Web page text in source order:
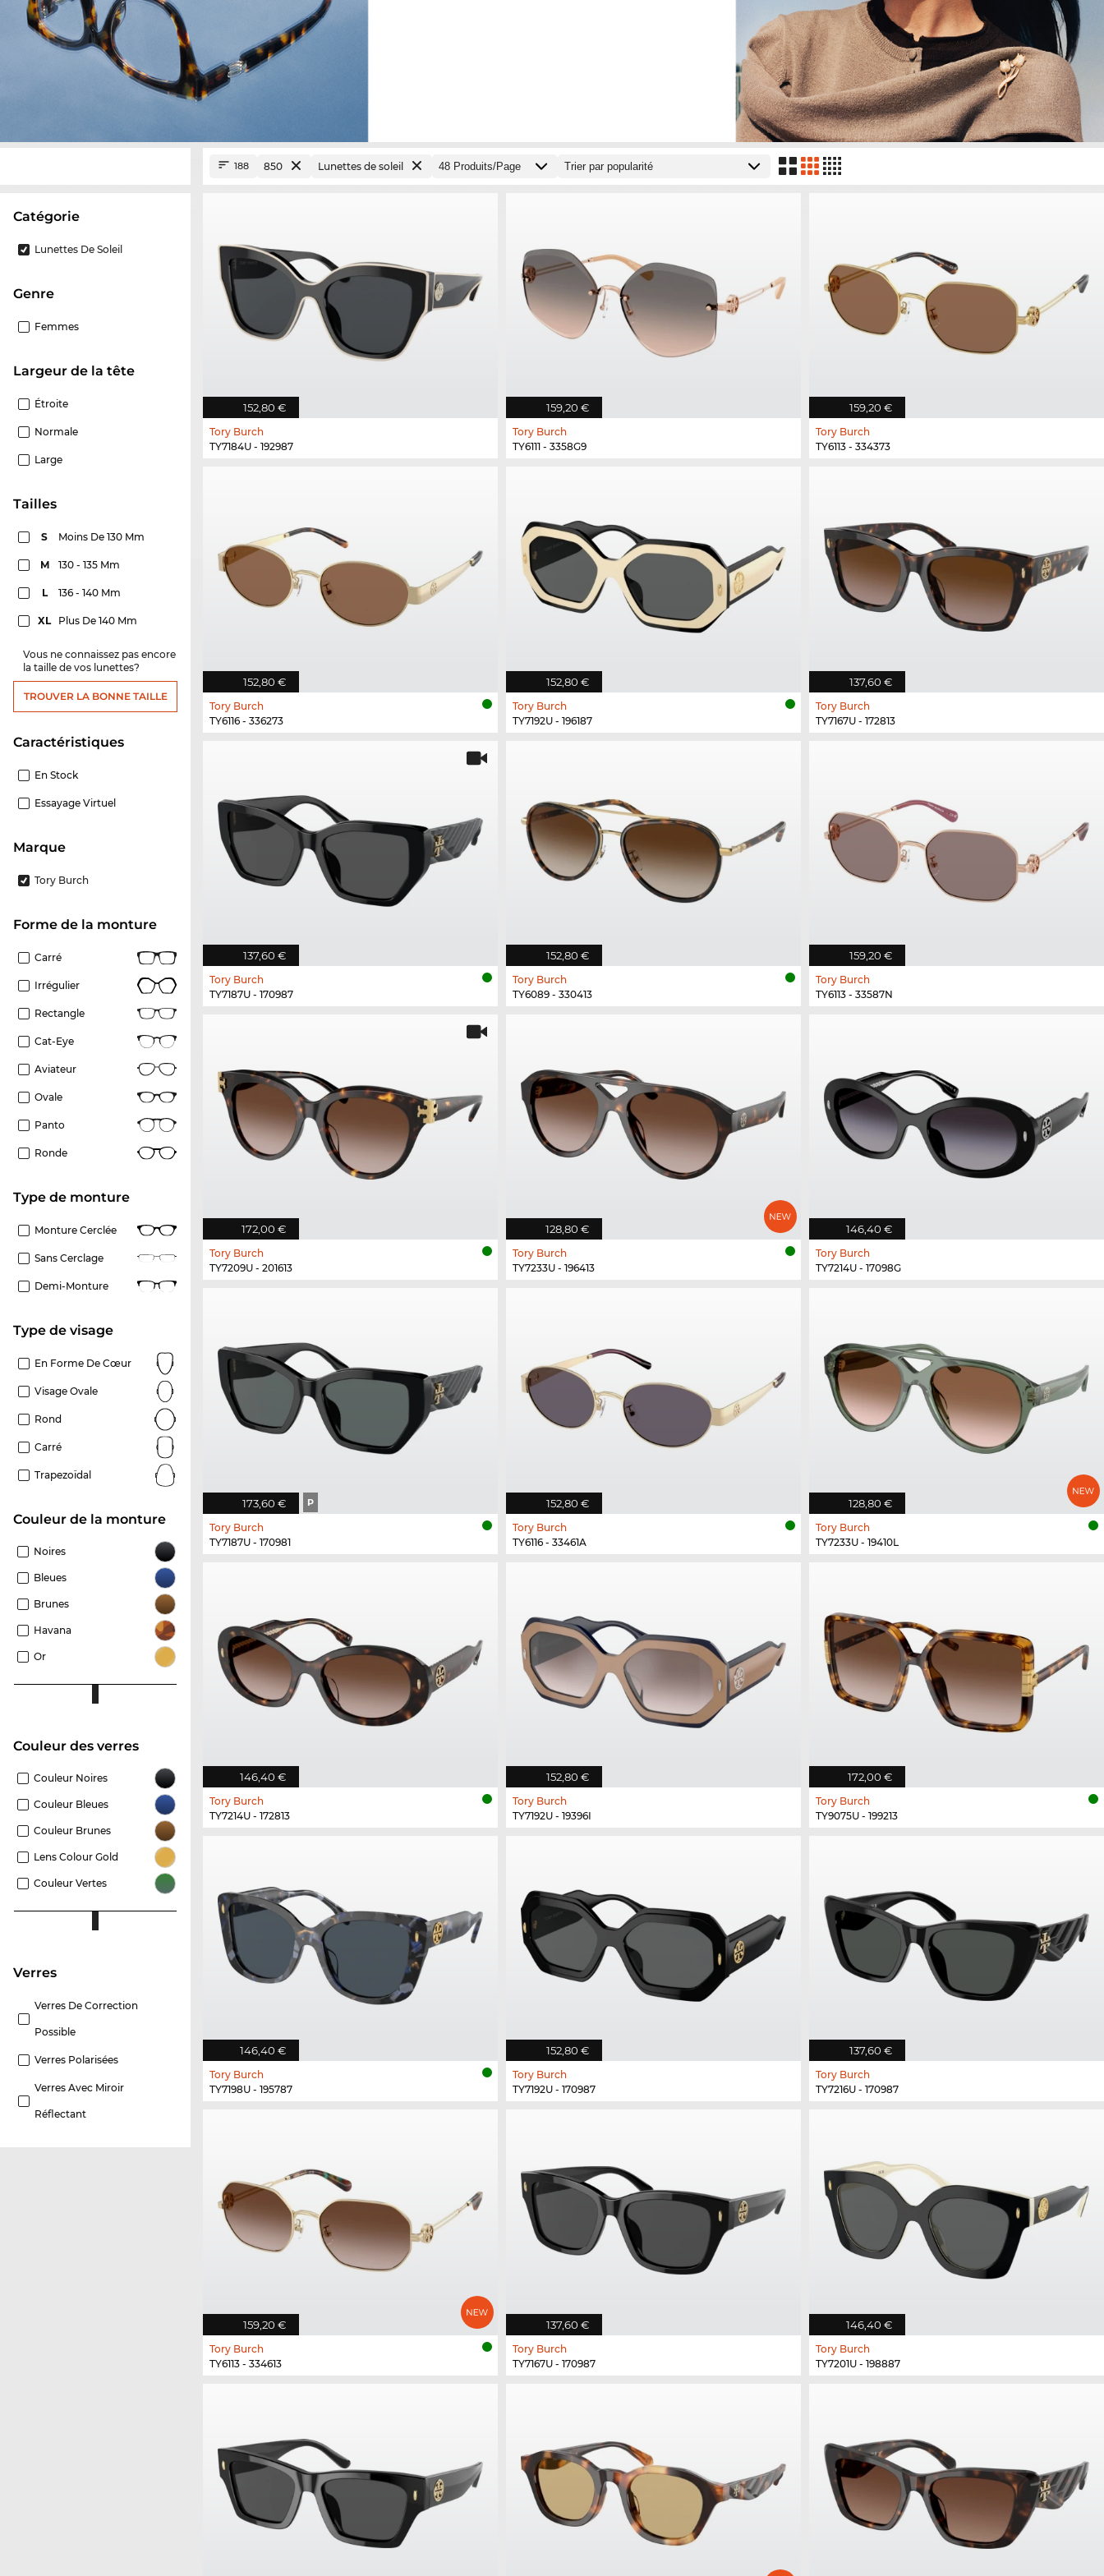
Catégorie
Lunettes De Soleil
Genre
Femmes
Largeur de la tête
Étroite
Normale
Large
Tailles
S Moins De 130 Mm
M 130 - 135 Mm
L 136 - 140 Mm
XL Plus De 140 Mm
Vous ne connaissez pas encore
la taille de vos lunettes?
TROUVER LA BONNE TAILLE
Caractéristiques
En Stock
Essayage Virtuel
Marque
Tory Burch
Forme de la monture
Carré
Irrégulier
Rectangle
Cat-Eye
Aviateur
Ovale
Panto
Ronde
Type de monture
Monture Cerclée
Sans Cerclage
Demi-Monture
Type de visage
En Forme De Cœur
Visage Ovale
Rond
Carré
Trapezoïdal
Couleur de la monture
Noires
Bleues
Brunes
Havana
Or
Couleur des verres
Couleur Noires
Couleur Bleues
Couleur Brunes
Lens Colour Gold
Couleur Vertes
Verres
Verres De Correction
Possible
Verres Polarisées
Verres Avec Miroir
Réflectant
188 850 Lunettes de soleil
152,80 €
Tory Burch
TY7184U - 192987
159,20 €
Tory Burch
TY6111 - 3358G9
159,20 €
Tory Burch
TY6113 - 334373
152,80 €
Tory Burch
TY6116 - 336273
152,80 €
Tory Burch
TY7192U - 196187
137,60 €
Tory Burch
TY7167U - 172813
137,60 €
Tory Burch
TY7187U - 170987
152,80 €
Tory Burch
TY6089 - 330413
159,20 €
Tory Burch
TY6113 - 33587N
172,00 €
Tory Burch
TY7209U - 201613
128,80 €
Tory Burch
TY7233U - 196413
146,40 €
Tory Burch
TY7214U - 17098G
173,60 € P
Tory Burch
TY7187U - 170981
152,80 €
Tory Burch
TY6116 - 33461A
128,80 €
Tory Burch
TY7233U - 19410L
146,40 €
Tory Burch
TY7214U - 172813
152,80 €
Tory Burch
TY7192U - 19396I
172,00 €
Tory Burch
TY9075U - 199213
146,40 €
Tory Burch
TY7198U - 195787
152,80 €
Tory Burch
TY7192U - 170987
137,60 €
Tory Burch
TY7216U - 170987
159,20 €
Tory Burch
TY6113 - 334613
137,60 €
Tory Burch
TY7167U - 170987
146,40 €
Tory Burch
TY7201U - 198887